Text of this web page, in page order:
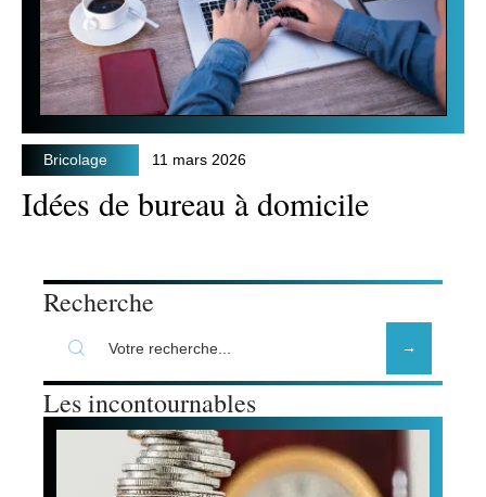
Bricolage 11 mars 2026
Idées de bureau à domicile
Recherche
Les incontournables